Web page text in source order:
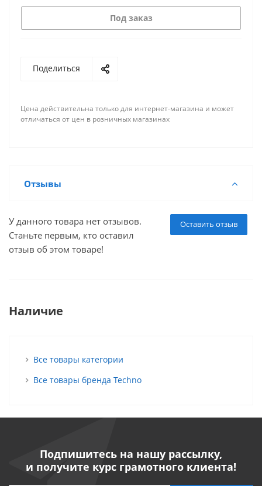
Под заказ
Поделиться
Цена действительна только для интернет-магазина и может
отличаться от цен в розничных магазинах
Отзывы
Оставить отзыв
У данного товара нет отзывов.
Станьте первым, кто оставил
отзыв об этом товаре!
Наличие
Все товары категории
Все товары бренда Techno
Подпишитесь на нашу рассылку,
и получите курс грамотного клиента!